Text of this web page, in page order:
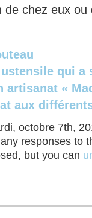
chez eux ou
qui a
artisanat «
aux
octobre 7th,
responses to
but you can